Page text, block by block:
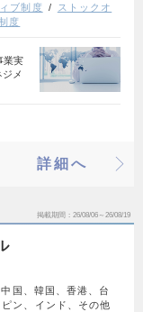
ブ制度
ストックオ
度
業実
メ
詳細へ
掲載期間 26/08/06～26/08/19
国、韓国、香港、台
ン、インド、その他